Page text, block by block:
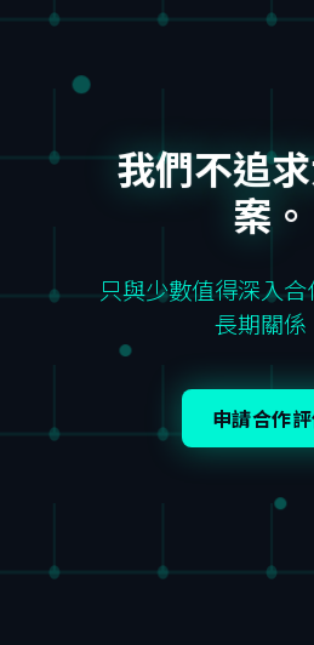
我們不追
案。
只與少數值得深入
長期關係
申請合作